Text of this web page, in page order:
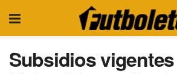
Subsidios